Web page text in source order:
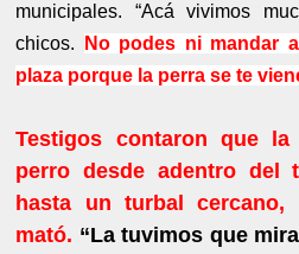
municipales. “Acá vivimos
chicos.
No podes ni mandar
plaza porque la perra se te
Testigos contaron que
perro desde adentro del
hasta un turbal cercano,
mató. “La tuvimos que